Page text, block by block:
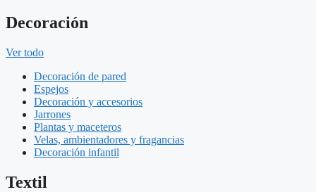
Decoración
Ver todo
Decoración de pared
Espejos
Decoración y accesorios
Jarrones
Plantas y maceteros
Velas, ambientadores y fragancias
Decoración infantil
Textil